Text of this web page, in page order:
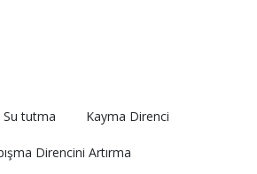
Su tutma Kayma Direnci
Direncini Artırma